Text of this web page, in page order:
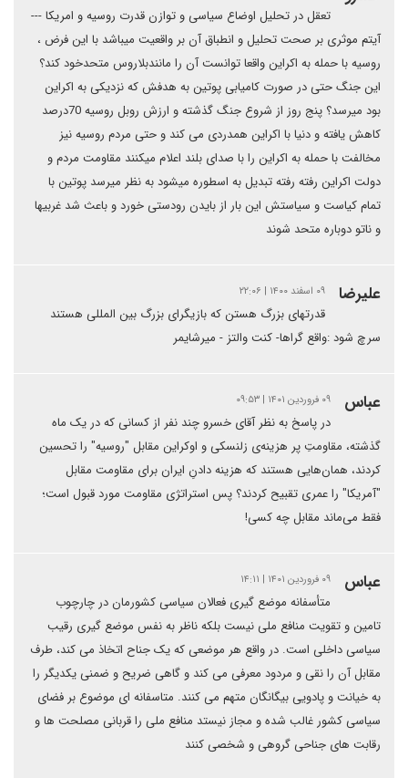
تعقل در تحلیل اوضاع سیاسی و توازن قدرت روسیه و امریکا ---
آیتم موثری بر صحت تحلیل و انطباق آن بر واقعیت میباشد با این فرض ،
روسیه با حمله به اکراین واقعا توانست آن را مانندبلاروس متحدخود کند؟
این جنگ حتی در صورت کامیابی پوتین به هدفش که نزدیکی به اکراین
بود میرسد؟ پنج روز از شروع جنگ گذشته و ارزش روبل روسیه 70درصد
کاهش یافته و دنیا با اکراین همدردی می کند و حتی مردم روسیه نیز
مخالفت با حمله به اکراین را با صدای بلند اعلام میکنند مقاومت مردم و
دولت اکراین رفته رفته تبدیل به اسطوره میشود به نظر میرسد پوتین با
تمام کیاست و سیاستش این بار از بایدن رودستی خورد و باعث شد غربیها
و ناتو دوباره متحد شوند
علیرضا ۰۹ اسفند ۱۴۰۰ | ۲۲:۰۶
قدرتهای بزرگ هستن که بازیگرای بزرگ بین المللی هستند
سرچ شود :واقع گراها- کنت والتز - میرشایمر
عباس ۰۹ فروردین ۱۴۰۱ | ۰۹:۵۳
در پاسخ به نظر آقای خسرو چند نفر از کسانی که در یک ماه
گذشته، مقاومتِ پر هزینه‌ی زلنسکی و اوکراین مقابل "روسیه" را تحسین
کردند، همان‌هایی هستند که هزینه دادنِ ایران برای مقاومت مقابل
"آمریکا" را عمری تقبیح کردند؟ پس استراتژی مقاومت مورد قبول است؛
فقط می‌ماند مقابل چه کسی!
عباس ۰۹ فروردین ۱۴۰۱ | ۱۴:۱۱
متأسفانه موضع گیری فعالان سیاسی کشورمان در چارچوب
تامین و تقویت منافع ملی نیست بلکه ناظر به نفس موضع گیری رقیب
سیاسی داخلی است. در واقع هر موضعی که یک جناح اتخاذ می کند، طرف
مقابل آن را نقی و مردود معرفی می کند و گاهی ضریح و ضمنی یکدیگر را
به خیانت و پادویی بیگانگان متهم می کنند. متاسفانه ای موضوع بر فضای
سیاسی کشور غالب شده و مجاز نیستد منافع ملی را قربانی مصلحت ها و
رقابت های جناحی گروهی و شخصی کنند